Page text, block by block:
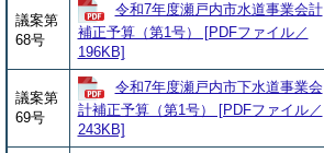
議案第
68号
令和7年度瀬戸内市水道事業会計
補正予算（第1号） [PDFファイル／
196KB]
議案第
69号
令和7年度瀬戸内市下水道事業会
計補正予算（第1号） [PDFファイル／
243KB]